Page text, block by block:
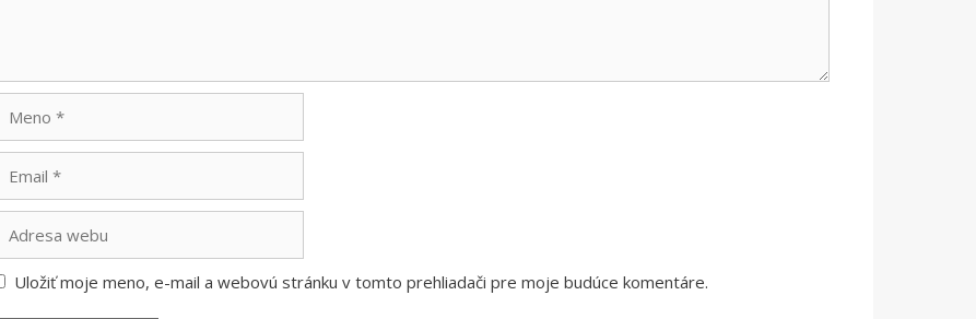
webu
Uložiť moje meno, e-mail a webovú stránku v tomto prehliadači pre moje budúce komentáre.